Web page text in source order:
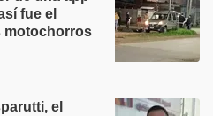
fue el
motochorros
el